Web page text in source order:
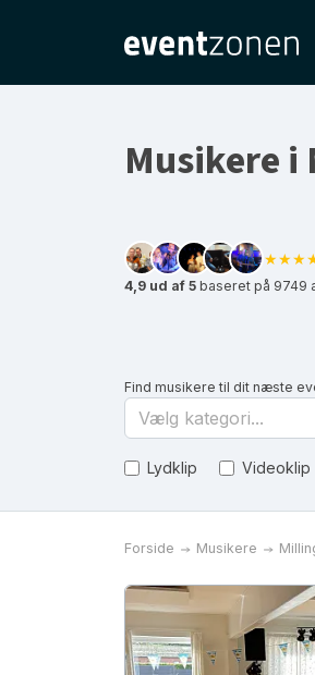
Musikere i
4,9 ud af 5 baseret på 9749
Find musikere til dit næste
Vælg kategori...
Lydklip Videoklip
Forside Musikere